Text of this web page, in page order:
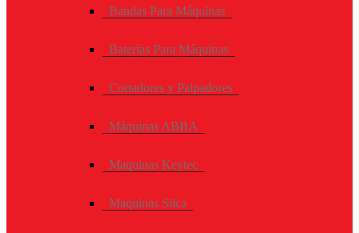
Bandas Para Máquinas
Baterías Para Máquinas
Cortadores y Palpadores
Máquinas ABBA
Maquinas Keytec
Maquinas Silca